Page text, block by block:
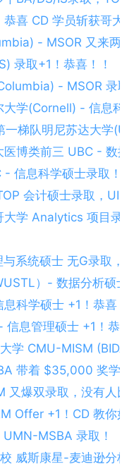
喜 CD 学员斩获哥大
- MSOR 又来两
录取+1！恭喜！！
- MSOR 录取
学(Cornell) - 信息科
梯队明尼苏达大学
博类前三 UBC - 数据
信息科学硕士录取！
会计硕士录取，
学 Analytics 项目录
系统硕士 无G录取，
）- 数据分析硕士
科学硕士 +1！恭喜！
息管理硕士 +1！恭
学 CMU-MISM
带着 $35,000 奖学
又爆双录取，没有人比
Offer +1！CD 教你如
MSBA 录取！
威斯康星-麦迪逊分校